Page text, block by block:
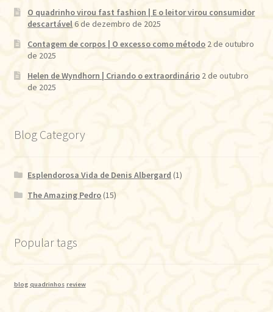
O quadrinho virou fast fashion | E o leitor virou consumidor
descartável6 de dezembro de 2025
Contagem de corpos | O excesso como método 2 de outubro
de 2025
Helen de Wyndhorn | Criando o extraordinário 2 de outubro
de 2025
Blog Category
Esplendorosa Vida de Denis Albergard (1)
The Amazing Pedro (15)
Popular tags
blog quadrinhos review